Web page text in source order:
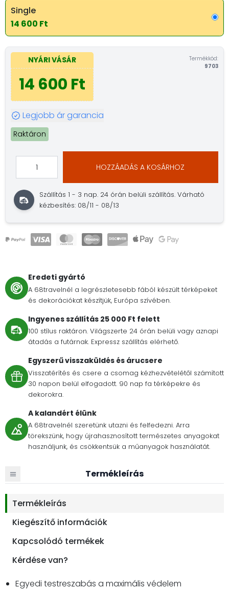
Single
14 600 Ft
NYÁRI VÁSÁR
14 600 Ft
Termékkód:
9703
Legjobb ár garancia
Raktáron
HOZZÁADÁS A KOSÁRHOZ
Szállítás 1 - 3 nap. 24 órán belüli szállítás.Várható
kézbesítés: 08/11 - 08/13
Eredeti gyártó
A 68travelnél a legrészletesebb fából készült térképeket
és dekorációkat készítjük, Európa szívében.
Ingyenes szállítás 25 000 Ft felett
100 stílus raktáron. Világszerte 24 órán belüli vagy aznapi
átadás a futárnak. Expressz szállítás elérhető.
Egyszerű visszaküldés és árucsere
Visszatérítés és csere a csomag kézhezvételétől számított
30 napon belül elfogadott. 90 nap fa térképekre és
dekorokra.
A kalandért élünk
A 68travelnél szeretünk utazni és felfedezni. Arra
törekszünk, hogy újrahasznosított természetes anyagokat
használjunk, és csökkentsük a műanyagok használatát.
Termékleírás
Termékleírás
Kiegészítő információk
Kapcsolódó termékek
Kérdése van?
Egyedi testreszabás a maximális védelem